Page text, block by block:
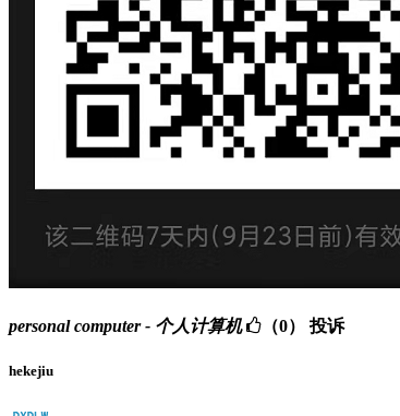
personal computer - 个人计算机 （0） 投诉
hekejiu